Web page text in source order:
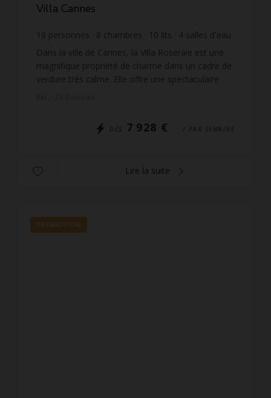
Villa Cannes
16 personnes 8 chambres 10 lits 4 salles d'eau
salles de bain
Dans la ville de Cannes, la Villa Roseraie est une
magnifique propriété de charme dans un cadre de
verdure très calme. Elle offre une spectaculaire
DÈS 7 928 € / PAR SEMAINE
Lire la suite
PROMOTION